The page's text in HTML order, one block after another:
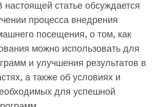
настоящей статье обсуждается
процесса внедрения
посещения, о том, как
можно использовать для
и улучшения результатов в
а также об условиях и
для успешной